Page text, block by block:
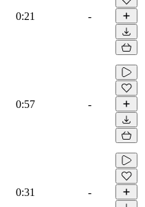
0:21 -
0:57 -
0:31 -